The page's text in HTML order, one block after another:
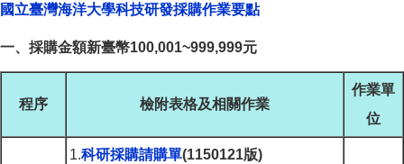
國立臺灣海洋大學科技研發採購作業要點
一、採購金額新臺幣100,001~999,999元
程序 檢附表格及相關作業
作業單
位
1.科研採購請購單(1150121版)